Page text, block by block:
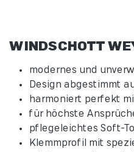
WINDSCHOTT
modernes und
Design abgestimmt
harmoniert perfekt
für höchste
pflegeleichtes Soft-
Klemmprofil mit